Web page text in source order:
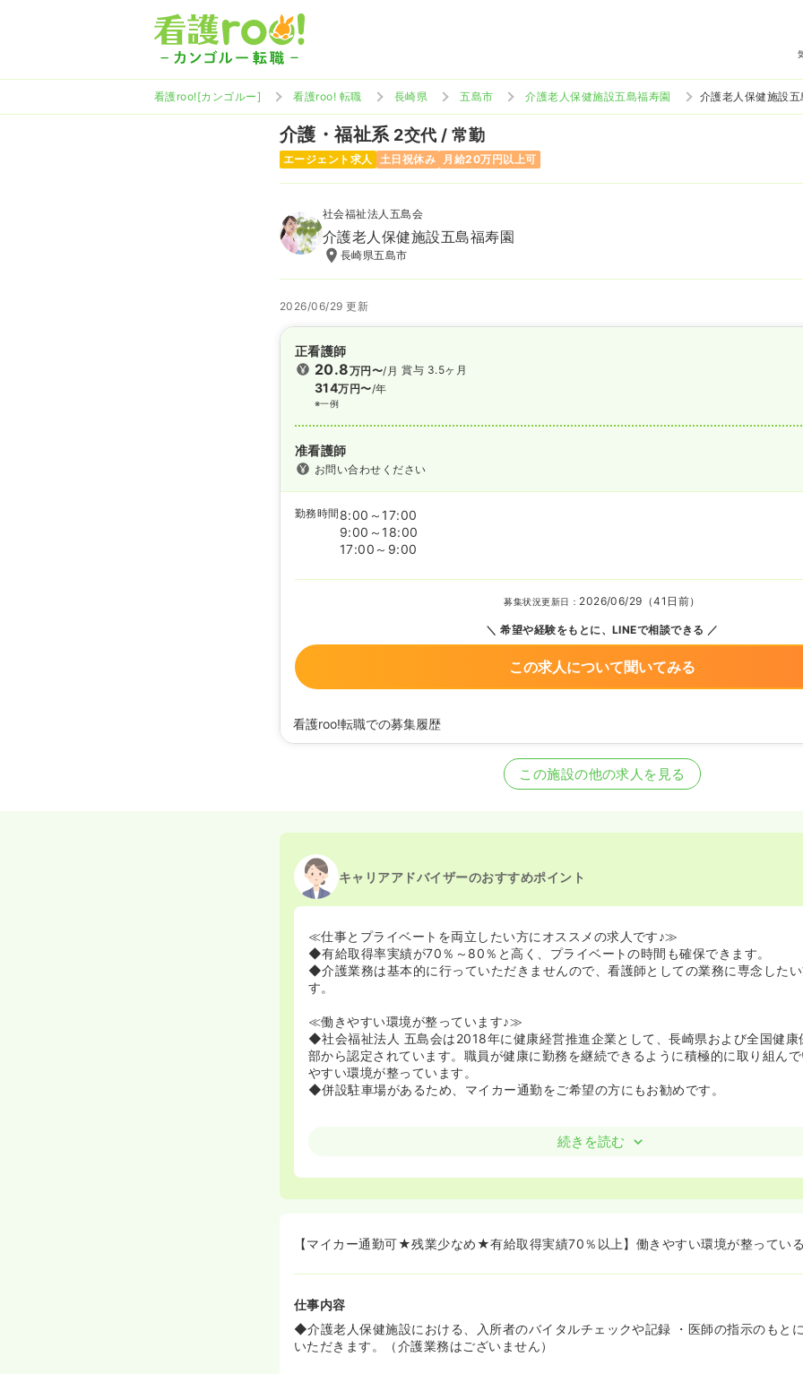
看護roo![カンゴルー] 看護roo! 転職 長崎県 五島市 介護老人保健施設五島福寿園 介護老人保健施設
介護・福祉系 2交代 / 常勤
エージェント求人 土日祝休み 月給20万円以上可
社会福祉法人五島会
介護老人保健施設五島福寿園
長崎県五島市
2026/06/29 更新
正看護師
20.8万円〜/月
314万円〜/年
※一例
賞与 3.5ヶ月
准看護師
お問い合わせください
勤務時間 8:00～17:00
9:00～18:00
17:00～9:00
募集状況更新日： 2026/06/29（41日前）
希望や経験をもとに、LINEで相談できる
この求人について聞いてみる
看護roo!転職での募集履歴
この施設の他の求人を見る
キャリアアドバイザーのおすすめポイント
≪仕事とプライベートを両立したい方にオススメの求人です♪≫
◆有給取得率実績が70％～80％と高く、プライベートの時間も確保できます。
◆介護業務は基本的に行っていただきませんので、看護師としての業務に専念した
す。
≪働きやすい環境が整っています♪≫
◆社会福祉法人 五島会は2018年に健康経営推進企業として、長崎県および全国健康
部から認定されています。職員が健康に勤務を継続できるように積極的に取り組ん
やすい環境が整っています。
◆併設駐車場があるため、マイカー通勤をご希望の方にもお勧めです。
続きを読む
【マイカー通勤可★残業少なめ★有給取得実績70％以上】働きやすい環境が整ってい
仕事内容
◆介護老人保健施設における、入所者のバイタルチェックや記録 ・医師の指示のもと
いただきます。（介護業務はございません）